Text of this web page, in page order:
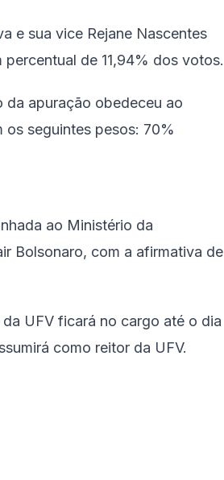
e sua vice Rejane Nascentes
de 11,94% dos votos.
da apuração obedeceu ao
seguintes pesos: 70%
ao Ministério da
Bolsonaro, com a afirmativa de
UFV ficará no cargo até o dia
como reitor da UFV.